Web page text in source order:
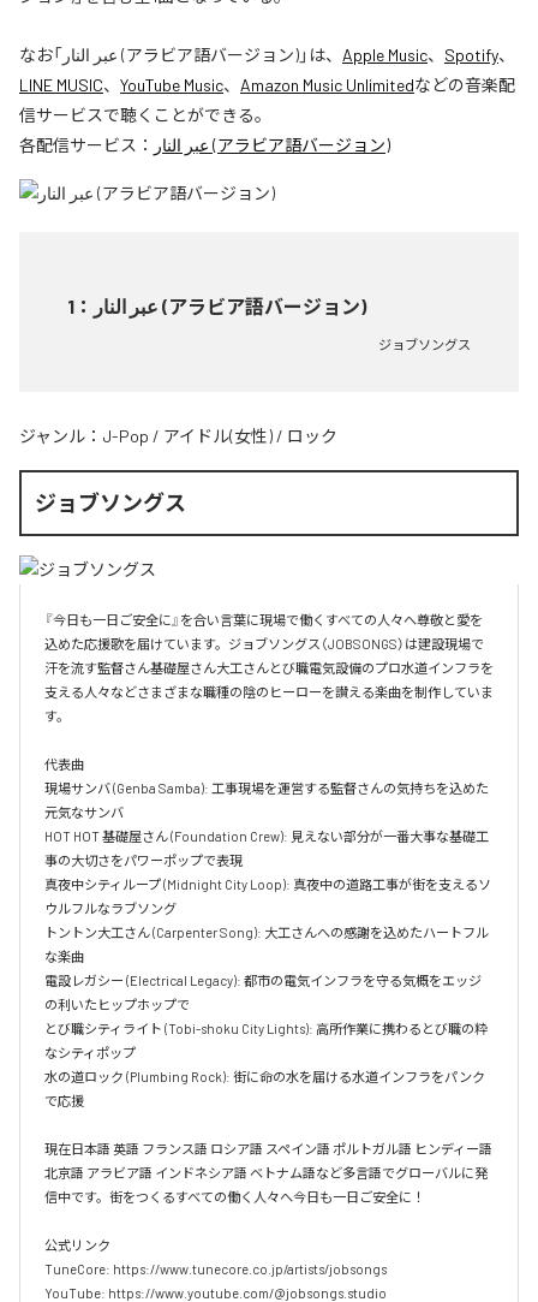
なお「 عبر النار (アラビア語バージョン)」は、 Apple Music、 Spotify、
LINE MUSIC、 YouTube Music、 Amazon Music Unlimitedなどの音楽配
信サービスで聴くことができる。
各配信サービス：
عبر النار (アラビア語バージョン)
1 ： عبر النار (アラビア語バージョン)
ジョブソングス
ジャンル： J-Pop / アイドル(女性) / ロック
ジョブソングス
『今日も一日ご安全に』を合い言葉に現場で働くすべての人々へ尊敬と愛を
込めた応援歌を届けています。ジョブソングス（JOBSONGS）は建設現場で
汗を流す監督さん基礎屋さん大工さんとび職電気設備のプロ水道インフラを
支える人々などさまざまな職種の陰のヒーローを讃える楽曲を制作していま
す。
代表曲
現場サンバ (Genba Samba): 工事現場を運営する監督さんの気持ちを込めた
元気なサンバ
HOT HOT 基礎屋さん (Foundation Crew): 見えない部分が一番大事な基礎工
事の大切さをパワーポップで表現
真夜中シティループ (Midnight City Loop): 真夜中の道路工事が街を支えるソ
ウルフルなラブソング
トントン大工さん (Carpenter Song): 大工さんへの感謝を込めたハートフル
な楽曲
電設レガシー (Electrical Legacy): 都市の電気インフラを守る気概をエッジ
の利いたヒップホップで
とび職シティライト (Tobi-shoku City Lights): 高所作業に携わるとび職の粋
なシティポップ
水の道ロック (Plumbing Rock): 街に命の水を届ける水道インフラをパンク
で応援
現在日本語 英語 フランス語 ロシア語 スペイン語 ポルトガル語 ヒンディー語
北京語 アラビア語 インドネシア語 ベトナム語など多言語でグローバルに発
信中です。街をつくるすべての働く人々へ今日も一日ご安全に！
公式リンク
TuneCore: https://www.tunecore.co.jp/artists/jobsongs
YouTube: https://www.youtube.com/@jobsongs.studio